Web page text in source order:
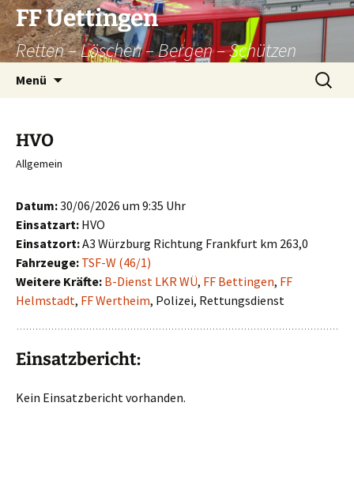
Zum
Inhalt
springen
FF Uettingen
Retten – Löschen – Bergen – Schützen
Menü
Suchen
nach:
HVO
Allgemein
Datum:30/06/2026 um 9:35 Uhr
Einsatzart: HVO
Einsatzort:A3 Würzburg Richtung Frankfurt km 263,0
Fahrzeuge: TSF-W (46/1)
Weitere Kräfte: B-Dienst LKR WÜ, FF Bettingen, FF
Helmstadt, FF Wertheim, Polizei, Rettungsdienst
Einsatzbericht:
Kein Einsatzbericht vorhanden.